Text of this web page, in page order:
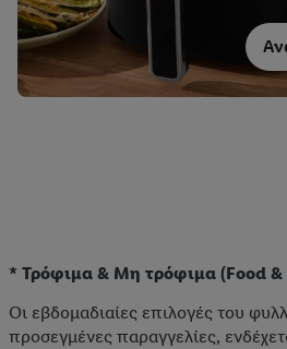
* Τρόφιμα & Μη τρόφιμα (Food &
Οι εβδομαδιαίες επιλογές του
προσεγμένες παραγγελίες,